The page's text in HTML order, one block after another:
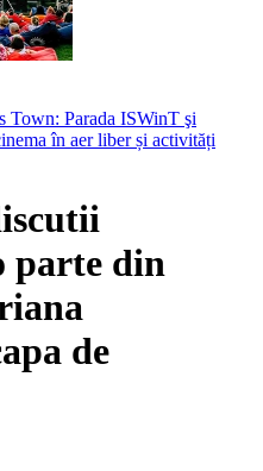
Town: Parada ISWinT şi
în aer liber și activități
parte din
de